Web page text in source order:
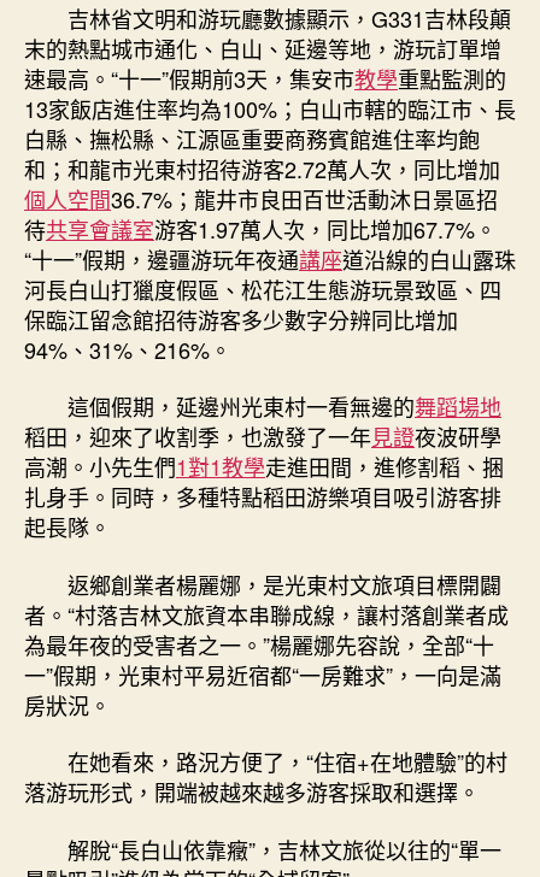
吉林省文明和游玩廳數據顯示，G331吉林段顛
末的熱點城市通化、白山、延邊等地，游玩訂單增
速最高。“十一”假期前3天，集安市教學重點監測的
13家飯店進住率均為100%；白山市轄的臨江市、長
白縣、撫松縣、江源區重要商務賓館進住率均飽
和；和龍市光東村招待游客2.72萬人次，同比增加
個人空間36.7%；龍井市良田百世活動沐日景區招
待共享會議室游客1.97萬人次，同比增加67.7%。
“十一”假期，邊疆游玩年夜通講座道沿線的白山露珠
河長白山打獵度假區、松花江生態游玩景致區、四
保臨江留念館招待游客多少數字分辨同比增加
94%、31%、216%。
這個假期，延邊州光東村一看無邊的舞蹈場地
稻田，迎來了收割季，也激發了一年見證夜波研學
高潮。小先生們1對1教學走進田間，進修割稻、捆
扎身手。同時，多種特點稻田游樂項目吸引游客排
起長隊。
返鄉創業者楊麗娜，是光東村文旅項目標開闢
者。“村落吉林文旅資本串聯成線，讓村落創業者成
為最年夜的受害者之一。”楊麗娜先容說，全部“十
一”假期，光東村平易近宿都“一房難求”，一向是滿
房狀況。
在她看來，路況方便了，“住宿+在地體驗”的村
落游玩形式，開端被越來越多游客採取和選擇。
解脫“長白山依靠癥”，吉林文旅從以往的“單一